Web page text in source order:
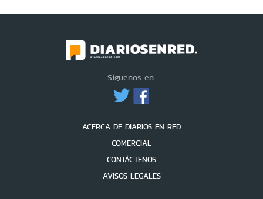
Síguenos en:
ACERCA DE DIARIOS EN RED
COMERCIAL
CONTÁCTENOS
AVISOS LEGALES